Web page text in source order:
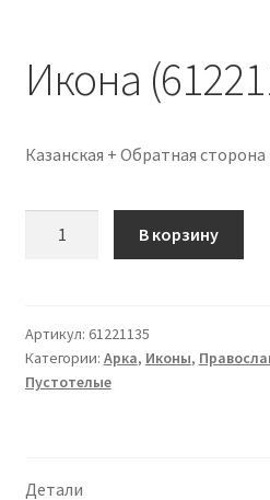
Икона
Казанская + Обратная сторона
В корзину
Артикул: 61221135
Категории: Арка, Иконы,
Пустотелые
Детали